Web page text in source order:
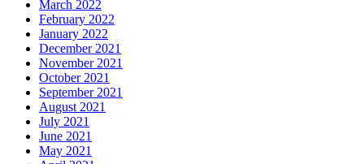
March 2022
February 2022
January 2022
December 2021
November 2021
October 2021
September 2021
August 2021
July 2021
June 2021
May 2021